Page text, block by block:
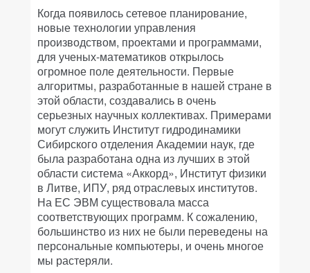
Когда появилось сетевое планирование,
новые технологии управления
производством, проектами и программами,
для ученых-математиков открылось
огромное поле деятельности. Первые
алгоритмы, разработанные в нашей стране в
этой области, создавались в очень
серьезных научных коллективах. Примерами
могут служить Институт гидродинамики
Сибирского отделения Академии наук, где
была разработана одна из лучших в этой
области система «Аккорд», Институт физики
в Литве, ИПУ, ряд отраслевых институтов.
На ЕС ЭВМ существовала масса
соответствующих программ. К сожалению,
большинство из них не были переведены на
персональные компьютеры, и очень многое
мы растеряли.